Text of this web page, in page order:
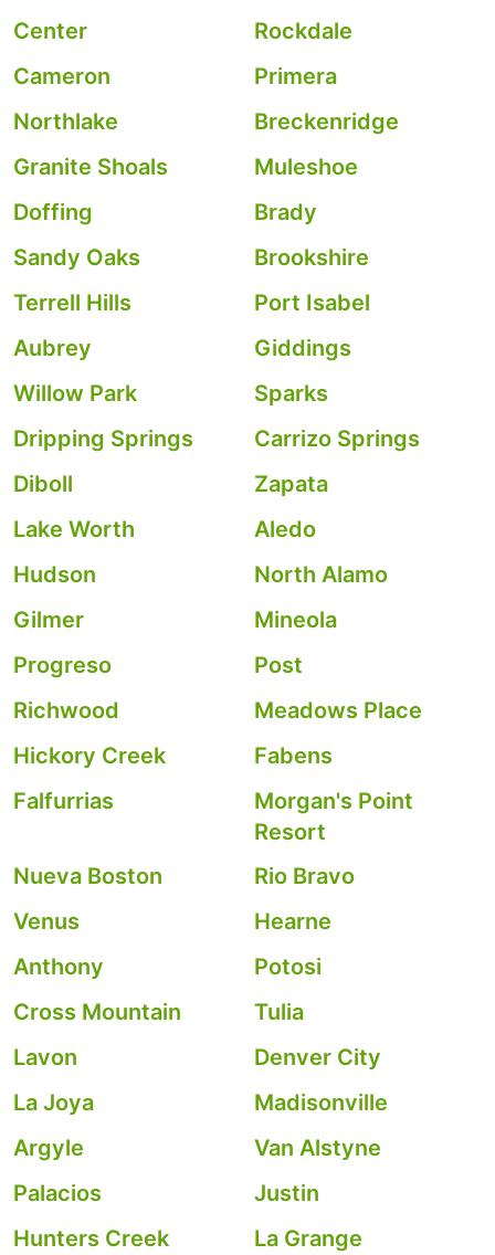
Center
Rockdale
Cameron
Primera
Northlake
Breckenridge
Granite Shoals
Muleshoe
Doffing
Brady
Sandy Oaks
Brookshire
Terrell Hills
Port Isabel
Aubrey
Giddings
Willow Park
Sparks
Dripping Springs
Carrizo Springs
Diboll
Zapata
Lake Worth
Aledo
Hudson
North Alamo
Gilmer
Mineola
Progreso
Post
Richwood
Meadows Place
Hickory Creek
Fabens
Falfurrias
Morgan's Point
Resort
Nueva Boston
Rio Bravo
Venus
Hearne
Anthony
Potosi
Cross Mountain
Tulia
Lavon
Denver City
La Joya
Madisonville
Argyle
Van Alstyne
Palacios
Justin
Hunters Creek
La Grange